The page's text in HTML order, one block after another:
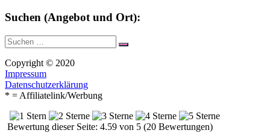
Suchen (Angebot und Ort):
Suche
nach:
Suchen
Copyright © 2020
Impressum
Datenschutzerklärung
* = Affiliatelink/Werbung
Bewertung dieser Seite: 4.59 von 5 (20 Bewertungen)